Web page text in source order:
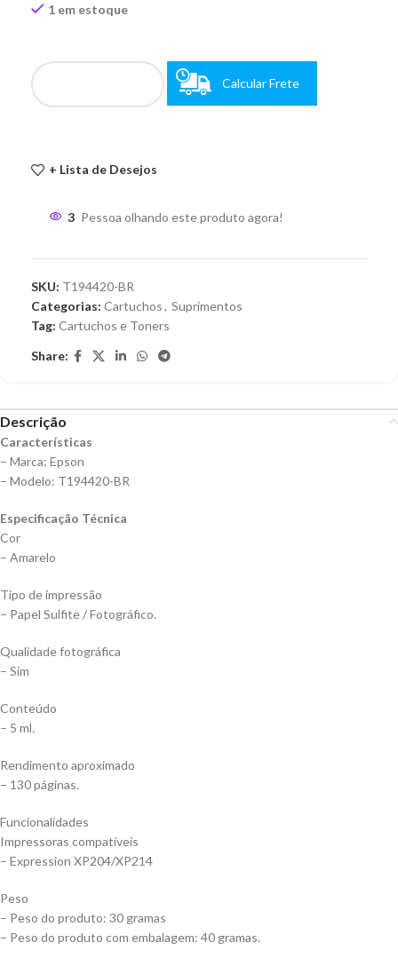
1 em estoque
Calcular Frete
+ Lista de Desejos
3 Pessoa olhando este produto agora!
SKU: T194420-BR
Categorias: Cartuchos, Suprimentos
Tag: Cartuchos e Toners
Share:
Descrição
Características
– Marca: Epson
– Modelo: T194420-BR
Especificação Técnica
Cor
– Amarelo
Tipo de impressão
– Papel Sulfite / Fotográfico.
Qualidade fotográfica
– Sim
Conteúdo
– 5 ml.
Rendimento aproximado
– 130 páginas.
Funcionalidades
Impressoras compatíveis
– Expression XP204/XP214
Peso
– Peso do produto: 30 gramas
– Peso do produto com embalagem: 40 gramas.